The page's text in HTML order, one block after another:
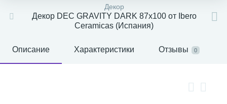
Декор
Декор DEC GRAVITY DARK 87x100 от Ibero
Ceramicas (Испания)
Описание Характеристики Отзывы 0